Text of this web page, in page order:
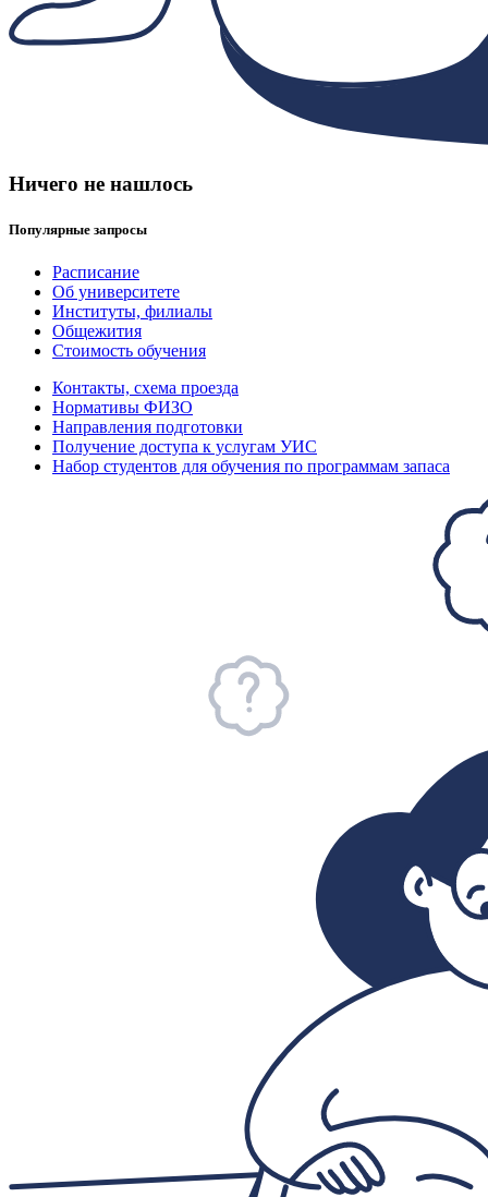
Ничего не нашлось
Популярные запросы
Расписание
Об университете
Институты, филиалы
Общежития
Стоимость обучения
Контакты, схема проезда
Нормативы ФИЗО
Направления подготовки
Получение доступа к услугам УИС
Набор студентов для обучения по программам запаса